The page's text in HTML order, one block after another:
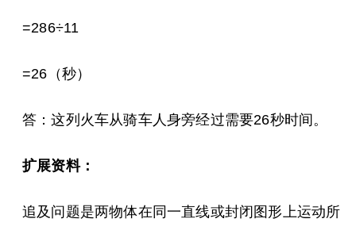
=286÷11
=26（秒）
答：这列火车从骑车人身旁经过需要26秒时间。
扩展资料：
追及问题是两物体在同一直线或封闭图形上运动所